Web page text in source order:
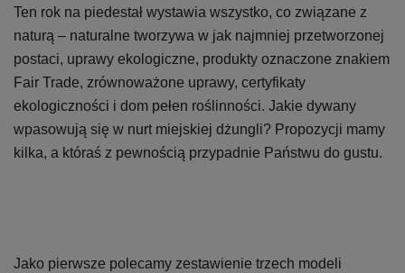
Ten rok na piedestał wystawia wszystko, co związane z
naturą – naturalne tworzywa w jak najmniej przetworzonej
postaci, uprawy ekologiczne, produkty oznaczone znakiem
Fair Trade, zrównoważone uprawy, certyfikaty
ekologiczności i dom pełen roślinności. Jakie dywany
wpasowują się w nurt miejskiej dżungli? Propozycji mamy
kilka, a któraś z pewnością przypadnie Państwu do gustu.
Jako pierwsze polecamy zestawienie trzech modeli